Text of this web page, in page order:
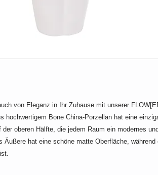
von Eleganz in Ihr Zuhause mit unserer
hochwertigem Bone China-Porzellan hat eine
oberen Hälfte, die jedem Raum ein modernes
Äußere hat eine schöne matte Oberfläche, während